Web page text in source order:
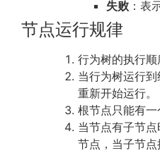
失败 ：表
节点运行规律
行为树的执行顺
当行为树运行
重新开始运行。
根节点只能有一
当节点有子节
节点，当子节